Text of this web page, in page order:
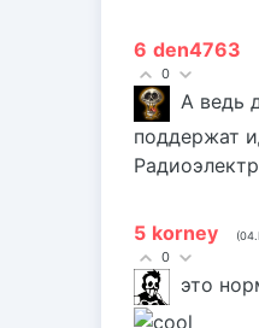
6 den4763
0
А ведь
поддержат
5 korney
0
это